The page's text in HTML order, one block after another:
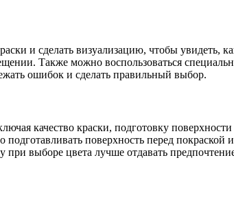
и сделать визуализацию, чтобы
Также можно воспользоваться
ошибок и сделать правильный выбор.
качество краски, подготовку
поверхность перед
выборе цвета лучше отдавать